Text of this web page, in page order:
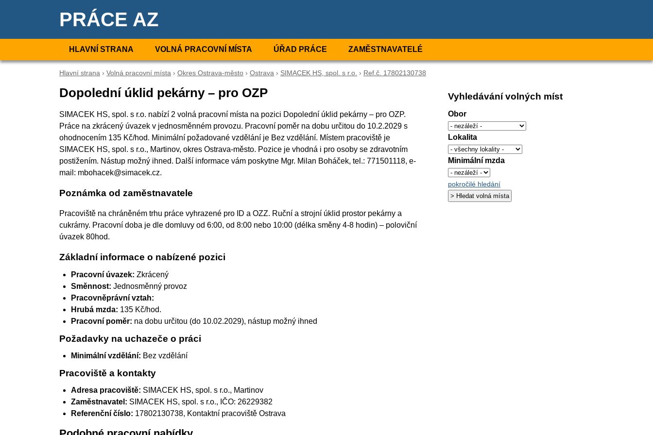
PRÁCE AZ
HLAVNÍ STRANA VOLNÁ PRACOVNÍ MÍSTA ÚŘAD PRÁCE ZAMĚSTNAVATELÉ
Hlavní strana › Volná pracovní místa › Okres Ostrava-město › Ostrava › SIMACEK HS, spol. s r.o. › Ref.č. 17802130738
Dopolední úklid pekárny – pro OZP
SIMACEK HS, spol. s r.o. nabízí 2 volná pracovní místa na pozici Dopolední úklid pekárny – pro OZP.
Práce na zkrácený úvazek v jednosměnném provozu. Pracovní poměr na dobu určitou do 10.2.2029 s
ohodnocením 135 Kč/hod. Minimální požadované vzdělání je Bez vzdělání. Místem pracoviště je
SIMACEK HS, spol. s r.o., Martinov, okres Ostrava-město. Pozice je vhodná i pro osoby se zdravotním
postižením. Nástup možný ihned. Další informace vám poskytne Mgr. Milan Boháček, tel.: 771501118, e-
mail: mbohacek@simacek.cz.
Poznámka od zaměstnavatele
Pracoviště na chráněném trhu práce vyhrazené pro ID a OZZ. Ruční a strojní úklid prostor pekárny a
cukrárny. Pracovní doba je dle domluvy od 6:00, od 8:00 nebo 10:00 (délka směny 4-8 hodin) – poloviční
úvazek 80hod.
Základní informace o nabízené pozici
Pracovní úvazek: Zkrácený
Směnnost: Jednosměnný provoz
Pracovněprávní vztah:
Hrubá mzda: 135 Kč/hod.
Pracovní poměr: na dobu určitou (do 10.02.2029), nástup možný ihned
Požadavky na uchazeče o práci
Minimální vzdělání: Bez vzdělání
Pracoviště a kontakty
Adresa pracoviště: SIMACEK HS, spol. s r.o., Martinov
Zaměstnavatel: SIMACEK HS, spol. s r.o., IČO: 26229382
Referenční číslo: 17802130738, Kontaktní pracoviště Ostrava
Vyhledávání volných míst
Obor
Lokalita
Minimální mzda
pokročilé hledání